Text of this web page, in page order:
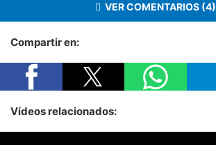
VER COMENTARIOS (4)
Compartir en:
Vídeos relacionados: